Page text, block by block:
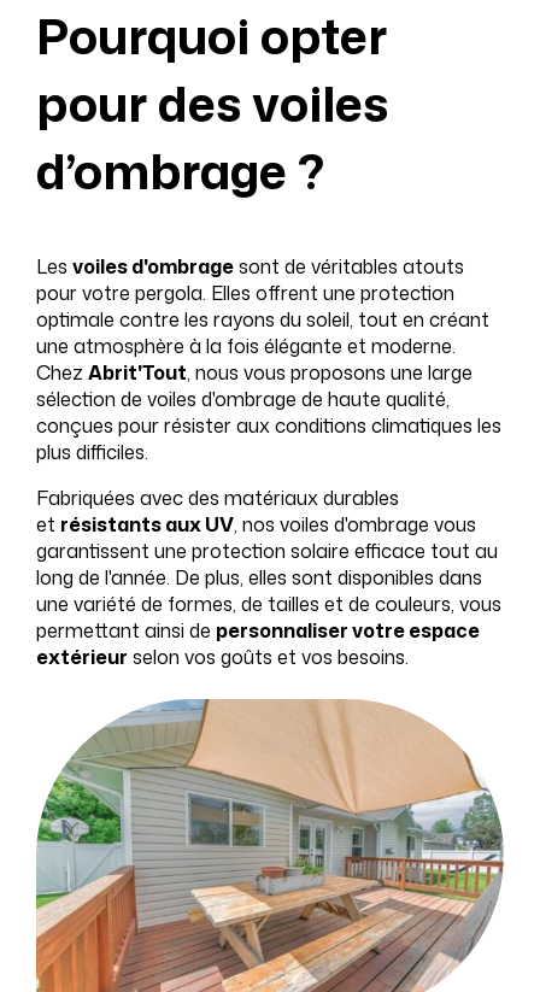
Pourquoi opter
pour des voiles
d’ombrage ?
Les voiles d'ombragesont de véritables atouts
pour votre pergola. Elles offrent une protection
optimale contre les rayons du soleil, tout en créant
une atmosphère à la fois élégante et moderne.
Chez Abrit'Tout, nous vous proposons une large
sélection de voiles d'ombrage de haute qualité,
conçues pour résister aux conditions climatiques les
plus difficiles.
Fabriquées avec des matériaux durables
et résistants aux UV, nos voiles d'ombrage vous
garantissent une protection solaire efficace tout au
long de l'année. De plus, elles sont disponibles dans
une variété de formes, de tailles et de couleurs, vous
permettant ainsi de personnaliser votre espace
extérieur selon vos goûts et vos besoins.